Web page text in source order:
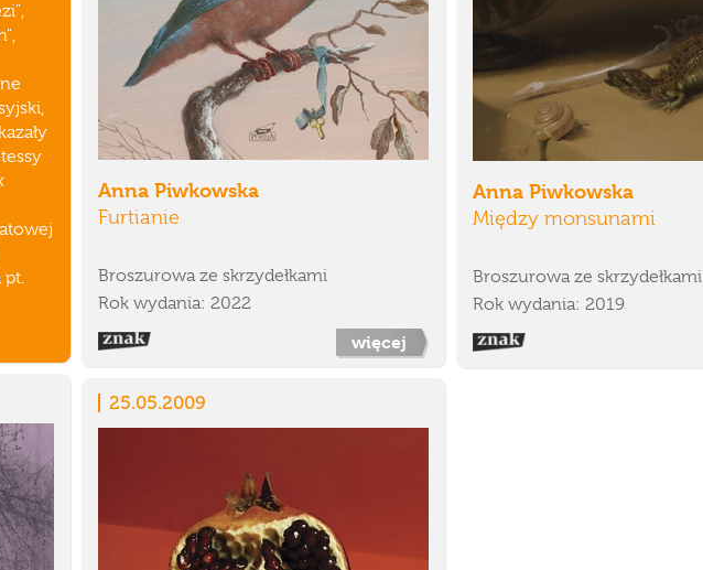
pt.
Anna Piwkowska
Furtianie
Broszurowa ze skrzydełkami
Rok wydania: 2022
więcej
Anna Piwkowska
Między monsunami
Broszurowa ze skrzydełkami
Rok wydania: 2019
25.05.2009